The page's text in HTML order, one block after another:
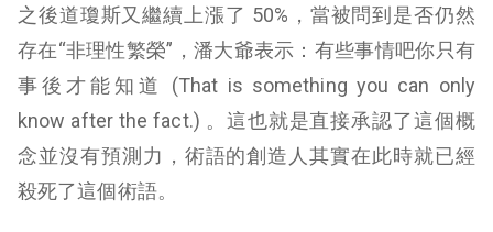
之後道瓊斯又繼續上漲了 50%，當被問到是否仍然
存在“非理性繁榮”，潘大爺表示：有些事情吧你只有
事後才能知道 (That is something you can only
know after the fact.) 。這也就是直接承認了這個概
念並沒有預測力，術語的創造人其實在此時就已經
殺死了這個術語。